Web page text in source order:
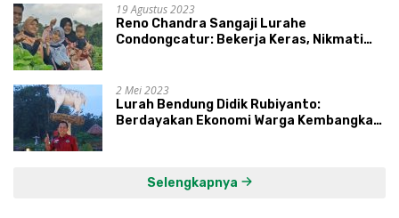
19 Agustus 2023
Reno Chandra Sangaji Lurahe
Condongcatur: Bekerja Keras, Nikmati
2 Mei 2023
Lurah Bendung Didik Rubiyanto:
Berdayakan Ekonomi Warga Kembangkan
Selengkapnya